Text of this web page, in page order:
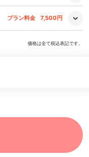
プラン料金 7,500円
価格は全て税込表記です。